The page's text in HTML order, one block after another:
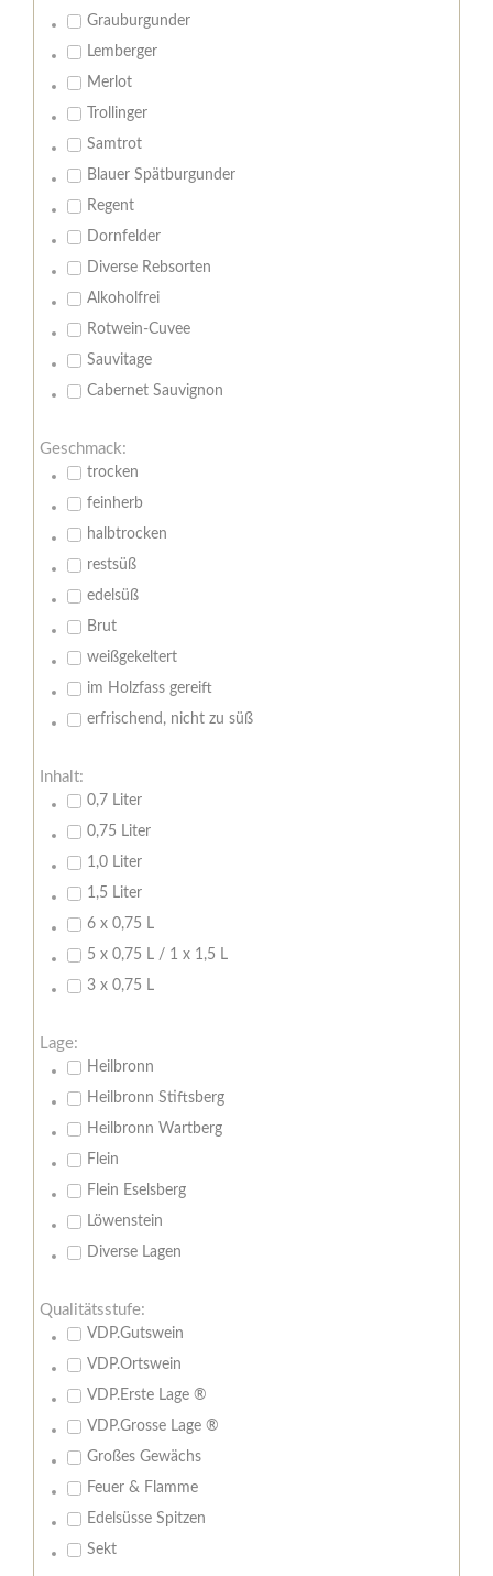
Grauburgunder
Lemberger
Merlot
Trollinger
Samtrot
Blauer Spätburgunder
Regent
Dornfelder
Diverse Rebsorten
Alkoholfrei
Rotwein-Cuvee
Sauvitage
Cabernet Sauvignon
Geschmack:
trocken
feinherb
halbtrocken
restsüß
edelsüß
Brut
weißgekeltert
im Holzfass gereift
erfrischend, nicht zu süß
Inhalt:
0,7 Liter
0,75 Liter
1,0 Liter
1,5 Liter
6 x 0,75 L
5 x 0,75 L / 1 x 1,5 L
3 x 0,75 L
Lage:
Heilbronn
Heilbronn Stiftsberg
Heilbronn Wartberg
Flein
Flein Eselsberg
Löwenstein
Diverse Lagen
Qualitätsstufe:
VDP.Gutswein
VDP.Ortswein
VDP.Erste Lage ®
VDP.Grosse Lage ®
Großes Gewächs
Feuer & Flamme
Edelsüsse Spitzen
Sekt